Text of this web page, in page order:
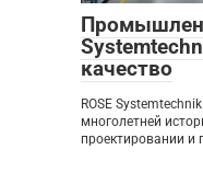
качество
ROSE
многолетней
проектировании